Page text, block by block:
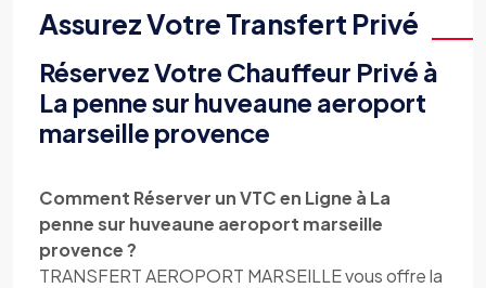
Assurez Votre Transfert Privé
Réservez Votre Chauffeur Privé à
La penne sur huveaune aeroport
marseille provence
Comment Réserver un VTC en Ligne à La
penne sur huveaune aeroport marseille
provence ?
TRANSFERT AEROPORT MARSEILLE vous offre la